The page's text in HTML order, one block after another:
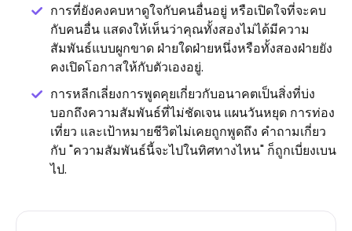
การที่ยังคงคบหาดูใจกับคนอื่นอยู่ หรือเปิดใจที่จะคบ
กับคนอื่น แสดงให้เห็นว่าคุณทั้งสองไม่ได้มีความ
สัมพันธ์แบบผูกขาด ฝ่ายใดฝ่ายหนึ่งหรือทั้งสองฝ่ายยัง
คงเปิดโอกาสให้กับตัวเองอยู่.
การหลีกเลี่ยงการพูดคุยเกี่ยวกับอนาคตเป็นสิ่งที่บ่ง
บอกถึงความสัมพันธ์ที่ไม่ชัดเจน แผนวันหยุด การท่อง
เที่ยว และเป้าหมายชีวิตไม่เคยถูกพูดถึง คำถามเกี่ยว
กับ "ความสัมพันธ์นี้จะไปในทิศทางไหน" ก็ถูกเบี่ยงเบน
ไป.